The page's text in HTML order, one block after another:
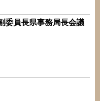
委員長県事務局長会議